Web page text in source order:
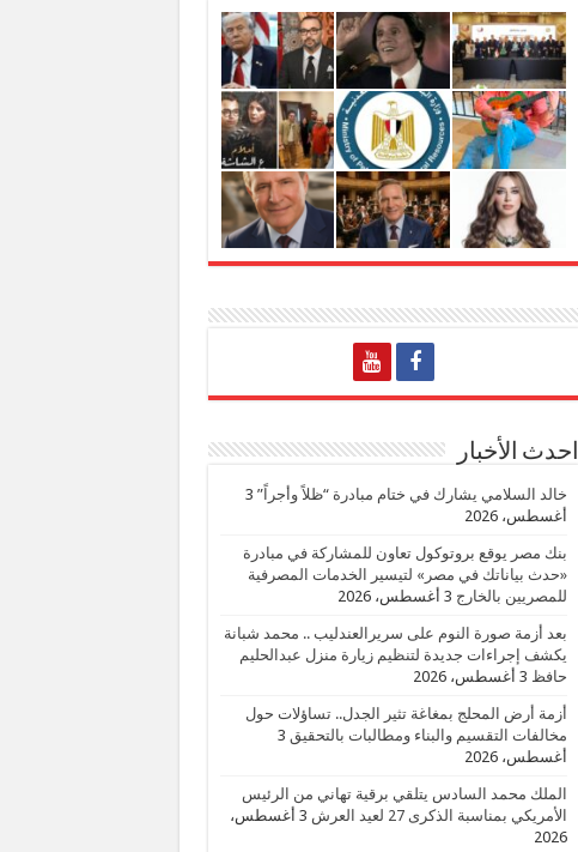
احدث الأخبار
خالد السلامي يشارك في ختام مبادرة “ظلاً وأجراً” 3
أغسطس، 2026
بنك مصر يوقع بروتوكول تعاون للمشاركة في مبادرة
«حدث بياناتك في مصر» لتيسير الخدمات المصرفية
للمصريين بالخارج 3 أغسطس، 2026
بعد أزمة صورة النوم على سريرالعندليب .. محمد شبانة
يكشف إجراءات جديدة لتنظيم زيارة منزل عبدالحليم
حافظ 3 أغسطس، 2026
أزمة أرض المحلج بمغاغة تثير الجدل.. تساؤلات حول
مخالفات التقسيم والبناء ومطالبات بالتحقيق 3
أغسطس، 2026
الملك محمد السادس يتلقي برقية تهاني من الرئيس
الأمريكي بمناسبة الذكرى 27 لعيد العرش
3 أغسطس،
2026